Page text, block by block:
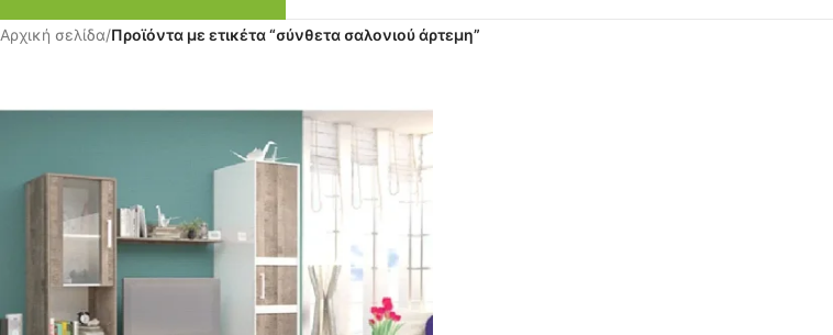
Αρχική σελίδα/Προϊόντα με ετικέτα “σύνθετα σαλονιού άρτεμη”